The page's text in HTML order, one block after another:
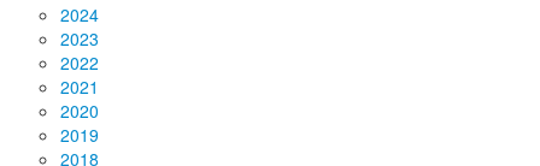
2024
2023
2022
2021
2020
2019
2018